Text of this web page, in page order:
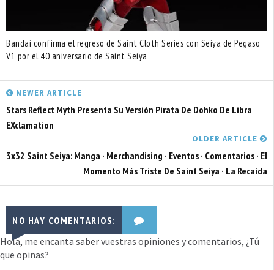
Bandai confirma el regreso de Saint Cloth Series con Seiya de Pegaso
V1 por el 40 aniversario de Saint Seiya
NEWER ARTICLE
Stars Reflect Myth Presenta Su Versión Pirata De Dohko De Libra
EXclamation
OLDER ARTICLE
3x32 Saint Seiya: Manga · Merchandising · Eventos · Comentarios · El
Momento Más Triste De Saint Seiya · La Recaída
NO HAY COMENTARIOS:
Hola, me encanta saber vuestras opiniones y comentarios, ¿Tú
que opinas?